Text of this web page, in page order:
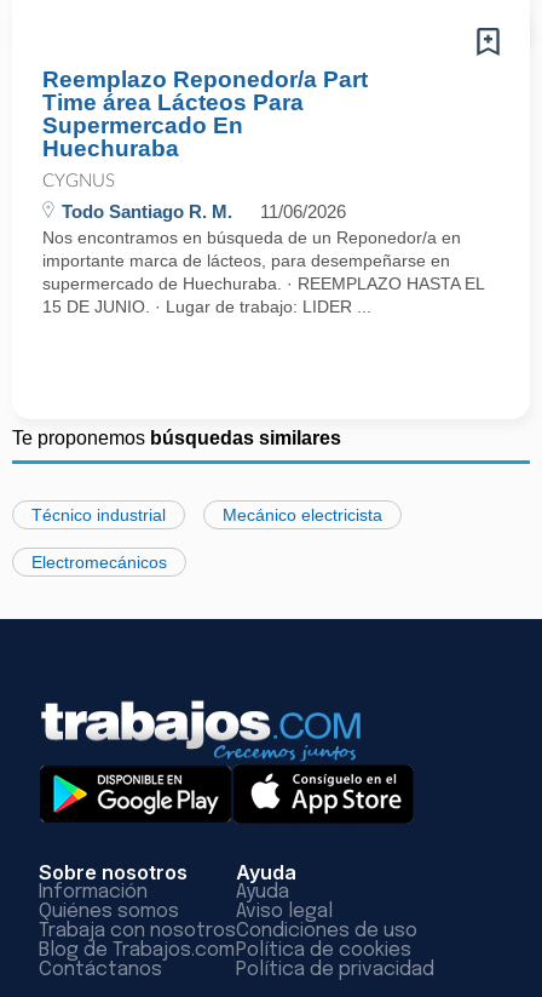
Reemplazo Reponedor/a Part
Time área Lácteos Para
Supermercado En
Huechuraba
CYGNUS
Todo Santiago R. M. 11/06/2026
Nos encontramos en búsqueda de un Reponedor/a en
importante marca de lácteos, para desempeñarse en
supermercado de Huechuraba. · REEMPLAZO HASTA EL
15 DE JUNIO. · Lugar de trabajo: LIDER ...
Te proponemos búsquedas similares
Técnico industrial Mecánico electricista
Electromecánicos
Sobre nosotros
Información
Quiénes somos
Trabaja con nosotros
Blog de Trabajos.com
Contáctanos
Ayuda
Ayuda
Aviso legal
Condiciones de uso
Política de cookies
Política de privacidad